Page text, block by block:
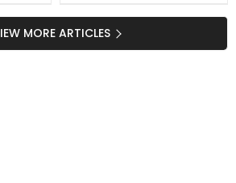
وجہ سے
کا
پیسے بچانے والی چند
گھریلو ٹپس جو ہر عورت
MORE ARTICLES